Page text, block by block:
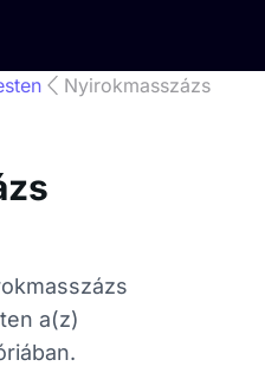
Nyirokmasszázs
a(z)